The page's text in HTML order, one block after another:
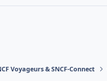
Voyageurs & SNCF-Connect